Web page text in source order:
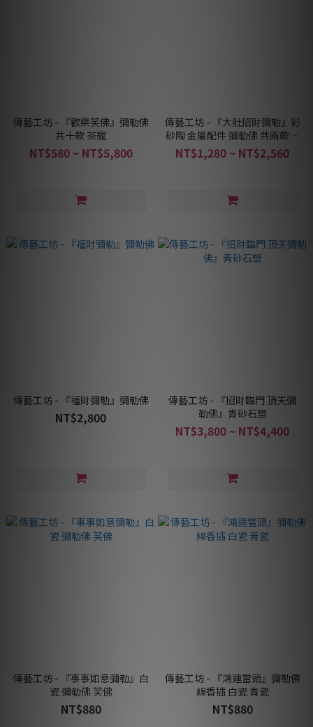
傳藝工坊 - 『歡樂笑佛』彌勒佛
共十款 茶寵
NT$580 ~ NT$5,800
傳藝工坊 - 『大肚招財彌勒』彩
砂陶 金屬配件 彌勒佛 共兩款可
以選擇
NT$1,280 ~ NT$2,560
傳藝工坊 - 『福財彌勒』彌勒佛
NT$2,800
傳藝工坊 - 『招財臨門 頂天彌
勒佛』青砂石塑
NT$3,800 ~ NT$4,400
傳藝工坊 - 『事事如意彌勒』白
瓷 彌勒佛 笑佛
NT$880
傳藝工坊 - 『鴻運當頭』彌勒佛
線香插 白瓷 青瓷
NT$880